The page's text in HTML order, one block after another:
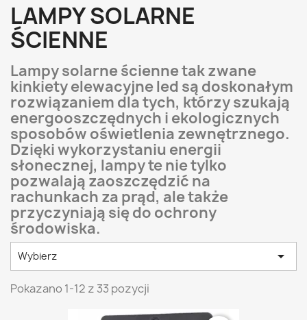
LAMPY SOLARNE
ŚCIENNE
Lampy solarne ścienne tak zwane
kinkiety elewacyjne led są doskonałym
rozwiązaniem dla tych, którzy szukają
energooszczędnych i ekologicznych
sposobów oświetlenia zewnętrznego.
Dzięki wykorzystaniu energii
słonecznej, lampy te nie tylko
pozwalają zaoszczędzić na
rachunkach za prąd, ale także
przyczyniają się do ochrony
środowiska.
Wybierz 
Pokazano 1-12 z 33 pozycji